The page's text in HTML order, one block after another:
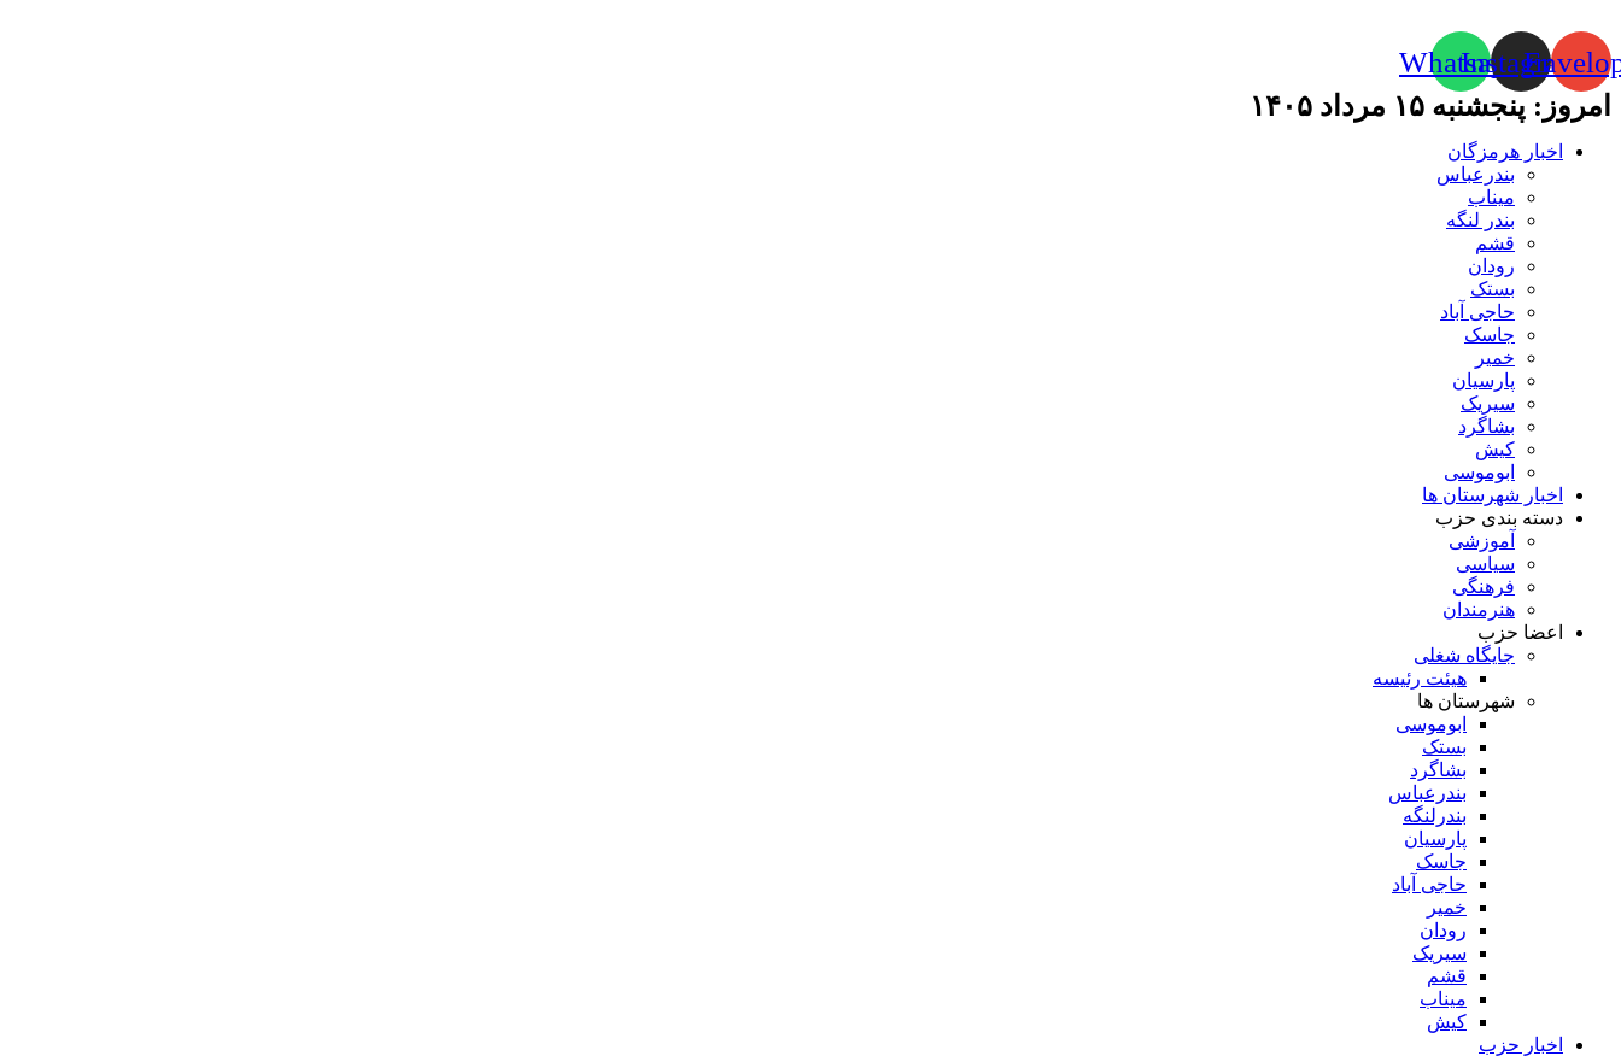
Instagram
Whatsapp
امروز: پنجشنبه ۱۵ مرداد ۱۴۰۵
اخبار هرمزگان
بندرعباس
میناب
بندر لنگه
قشم
رودان
بستک
حاجی آباد
جاسک
خمیر
پارسیان
سیریک
بشاگرد
کیش
ابوموسی
اخبار شهرستان ها
دسته بندی حزب
آموزشی
سیاسی
فرهنگی
هنرمندان
اعضا حزب
جایگاه شغلی
هیئت رئیسه
شهرستان ها
ابوموسی
بستک
بشاگرد
بندرعباس
بندرلنگه
پارسیان
جاسک
حاجی آباد
خمیر
رودان
سیریک
قشم
میناب
کیش
اخبار حزب